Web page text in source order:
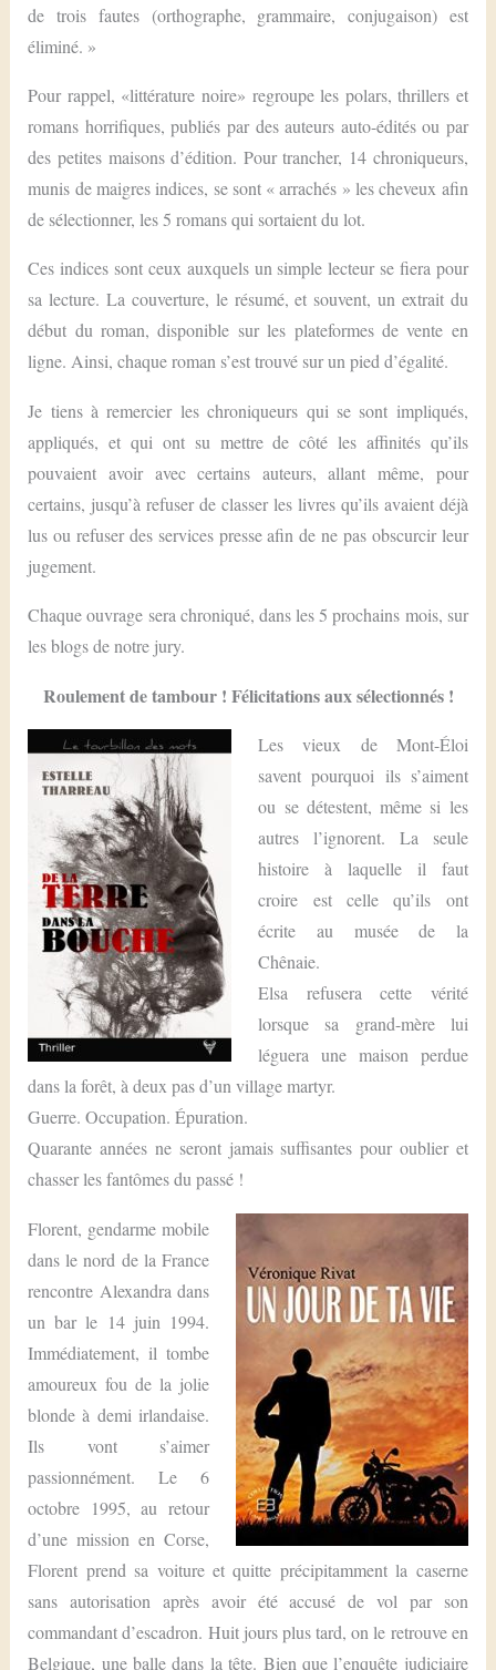
de trois fautes (orthographe, grammaire, conjugaison) est
éliminé. »
Pour rappel, «littérature noire» regroupe les polars, thrillers et
romans horrifiques, publiés par des auteurs auto-édités ou par
des petites maisons d’édition. Pour trancher, 14 chroniqueurs,
munis de maigres indices, se sont « arrachés » les cheveux afin
de sélectionner, les 5 romans qui sortaient du lot.
Ces indices sont ceux auxquels un simple lecteur se fiera pour
sa lecture. La couverture, le résumé, et souvent, un extrait du
début du roman, disponible sur les plateformes de vente en
ligne. Ainsi, chaque roman s’est trouvé sur un pied d’égalité.
Je tiens à remercier les chroniqueurs qui se sont impliqués,
appliqués, et qui ont su mettre de côté les affinités qu’ils
pouvaient avoir avec certains auteurs, allant même, pour
certains, jusqu’à refuser de classer les livres qu’ils avaient déjà
lus ou refuser des services presse afin de ne pas obscurcir leur
jugement.
Chaque ouvrage sera chroniqué, dans les 5 prochains mois, sur
les blogs de notre jury.
Roulement de tambour ! Félicitations aux sélectionnés !
Les vieux de Mont-Éloi
savent pourquoi ils s’aiment
ou se détestent, même si les
autres l’ignorent. La seule
histoire à laquelle il faut
croire est celle qu’ils ont
écrite au musée de la
Chênaie.
Elsa refusera cette vérité
lorsque sa grand-mère lui
léguera une maison perdue
dans la forêt, à deux pas d’un village martyr.
Guerre. Occupation. Épuration.
Quarante années ne seront jamais suffisantes pour oublier et
chasser les fantômes du passé !
Florent, gendarme mobile
dans le nord de la France
rencontre Alexandra dans
un bar le 14 juin 1994.
Immédiatement, il tombe
amoureux fou de la jolie
blonde à demi irlandaise.
Ils vont s’aimer
passionnément. Le 6
octobre 1995, au retour
d’une mission en Corse,
Florent prend sa voiture et quitte précipitamment la caserne
sans autorisation après avoir été accusé de vol par son
commandant d’escadron. Huit jours plus tard, on le retrouve en
Belgique, une balle dans la tête. Bien que l’enquête judiciaire